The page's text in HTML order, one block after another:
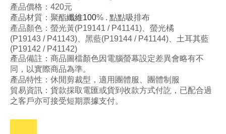
產品價格：420元
產品材質： 聚酯纖維100% . 點點吸排布
產品顏色：螢光黃(P19141 / P41141)、 螢光橘
(P19143 / P41143) 黑藍(P19144 / P41144)
土耳其藍
(P19142 / P41142)
產品備註：商品圖檔顏色因電腦螢幕設定差異會略有不
同 ，以實際商品為準。
產品特性： 休閒剪裁型 ， 適用團體服、團體制服
貿易資訊：貨款採取電匯或貨到收款方式付訖，已配合過
之客戶亦可接受短期票據支付。